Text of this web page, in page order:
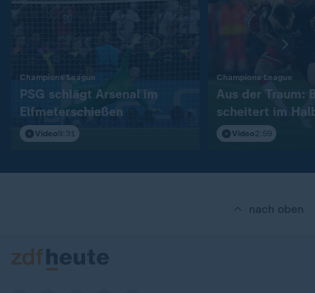
Champions League
PSG schlägt Arsenal im
Elfmeterschießen
Video9:31
Champions League
Aus der Traum:
scheitert im
Video2:59
nach oben